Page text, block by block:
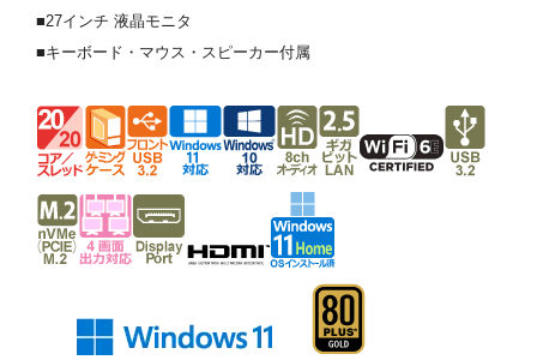
■27インチ 液晶モニタ
■キーボード・マウス・スピーカー付属